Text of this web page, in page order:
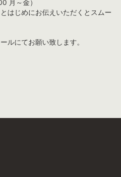
月～金）
はじめにお伝えいただくとスムー
ルにてお願い致します。